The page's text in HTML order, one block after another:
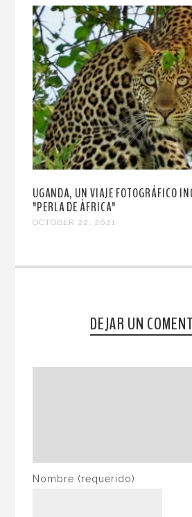
UGANDA, UN VIAJE FOTOGRÁFICO
"PERLA DE ÁFRICA"
OCTOBER 22, 2021
DEJAR UN
Nombre (requerido)